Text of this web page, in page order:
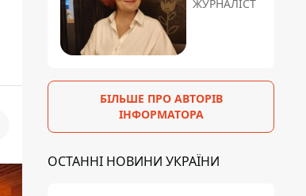
ЖУРНАЛІСТ
БІЛЬШЕ ПРО АВТОРІВ
ІНФОРМАТОРА
ОСТАННІ НОВИНИ УКРАЇНИ